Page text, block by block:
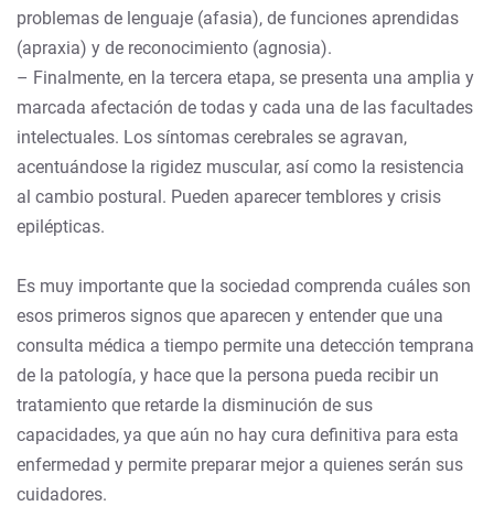
problemas de lenguaje (afasia), de funciones aprendidas
(apraxia) y de reconocimiento (agnosia).
– Finalmente, en la tercera etapa, se presenta una amplia y
marcada afectación de todas y cada una de las facultades
intelectuales. Los síntomas cerebrales se agravan,
acentuándose la rigidez muscular, así como la resistencia
al cambio postural. Pueden aparecer temblores y crisis
epilépticas.
Es muy importante que la sociedad comprenda cuáles son
esos primeros signos que aparecen y entender que una
consulta médica a tiempo permite una detección temprana
de la patología, y hace que la persona pueda recibir un
tratamiento que retarde la disminución de sus
capacidades, ya que aún no hay cura definitiva para esta
enfermedad y permite preparar mejor a quienes serán sus
cuidadores.